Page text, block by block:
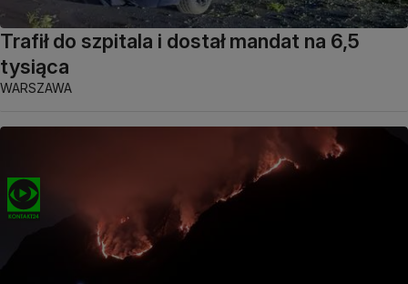
Trafił do szpitala i dostał mandat na 6,5
tysiąca
WARSZAWA